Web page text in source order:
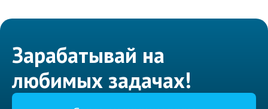
Зарабатывай на
любимых задачах!